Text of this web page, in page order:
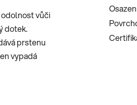
vůči
dotek.
prstenu
vypadá